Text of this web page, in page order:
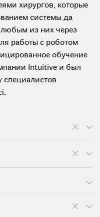
хирургов, которые
системы да
из них через
работы с роботом
обучение
Intuitive и был
специалистов